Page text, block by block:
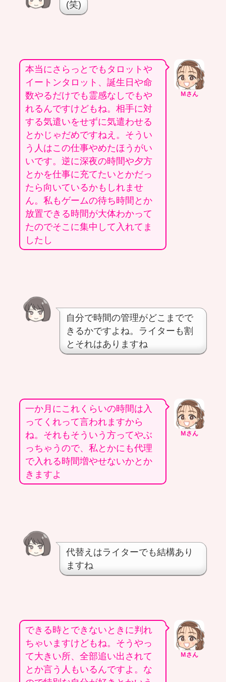
(笑)
Ｍさん
本当にさらっとでもタロットや
イートンタロット、誕生日や命
数やるだけでも霊感なしでもや
れるんですけどもね。相手に対
する気遣いをせずに気遣わせる
とかじゃだめですねえ。そうい
う人はこの仕事やめたほうがい
いです。逆に深夜の時間や夕方
とかを仕事に充てたいとかだっ
たら向いているかもしれませ
ん。私もゲームの待ち時間とか
放置できる時間が大体わかって
たのでそこに集中して入れてま
したし
自分で時間の管理がどこまでで
きるかですよね。ライターも割
とそれはありますね
Ｍさん
一か月にこれくらいの時間は入
ってくれって言われますから
ね。それもそういう方ってやぶ
っちゃうので、私とかにも代理
で入れる時間増やせないかとか
きますよ
代替えはライターでも結構あり
ますね
Ｍさん
できる時とできないときに判れ
ちゃいますけどもね。そうやっ
て大きい所、全部追い出されて
とか言う人もいるんですよ。な